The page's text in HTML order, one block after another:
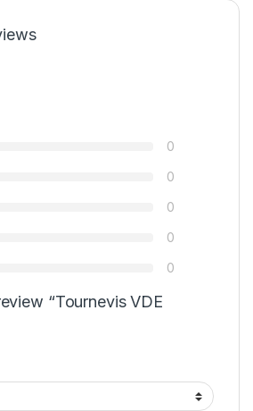
0
0
0
0
0
“Tournevis VDE